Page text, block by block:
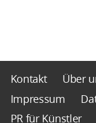
Kontakt Über
Impressum
PR für Künstler